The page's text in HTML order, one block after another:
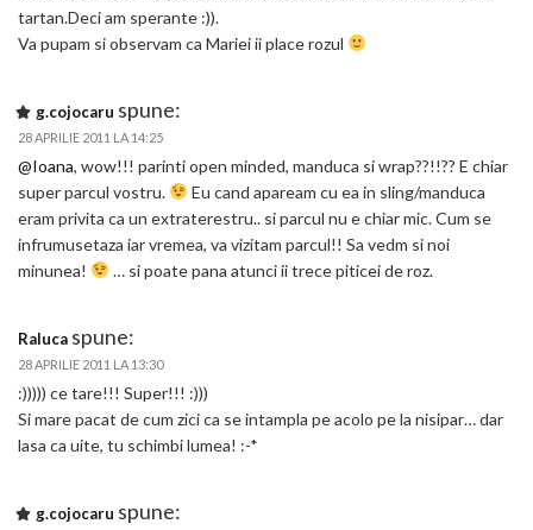
tartan.Deci am sperante :)).
Va pupam si observam ca Mariei ii place rozul
g.cojocaru spune:
28 APRILIE 2011 LA 14:25
@Ioana, wow!!! parinti open minded, manduca si wrap??!!?? E chiar
super parcul vostru.
Eu cand apaream cu ea in sling/manduca
eram privita ca un extraterestru.. si parcul nu e chiar mic. Cum se
infrumusetaza iar vremea, va vizitam parcul!! Sa vedm si noi
minunea!
… si poate pana atunci ii trece piticei de roz.
Raluca spune:
28 APRILIE 2011 LA 13:30
:))))) ce tare!!! Super!!! :)))
Si mare pacat de cum zici ca se intampla pe acolo pe la nisipar… dar
lasa ca uite, tu schimbi lumea! :-*
g.cojocaru spune: